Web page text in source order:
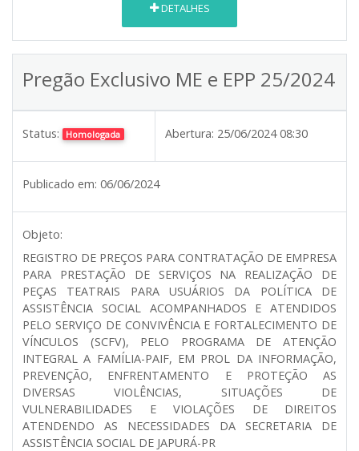
DETALHES
Pregão Exclusivo ME e EPP 25/2024
Status: Homologada Abertura: 25/06/2024 08:30
Publicado em: 06/06/2024
Objeto:
REGISTRO DE PREÇOS PARA CONTRATAÇÃO DE EMPRESA
PARA PRESTAÇÃO DE SERVIÇOS NA REALIZAÇÃO DE
PEÇAS TEATRAIS PARA USUÁRIOS DA POLÍTICA DE
ASSISTÊNCIA SOCIAL ACOMPANHADOS E ATENDIDOS
PELO SERVIÇO DE CONVIVÊNCIA E FORTALECIMENTO DE
VÍNCULOS (SCFV), PELO PROGRAMA DE ATENÇÃO
INTEGRAL A FAMÍLIA-PAIF, EM PROL DA INFORMAÇÃO,
PREVENÇÃO, ENFRENTAMENTO E PROTEÇÃO AS
DIVERSAS VIOLÊNCIAS, SITUAÇÕES DE
VULNERABILIDADES E VIOLAÇÕES DE DIREITOS
ATENDENDO AS NECESSIDADES DA SECRETARIA DE
ASSISTÊNCIA SOCIAL DE JAPURÁ-PR